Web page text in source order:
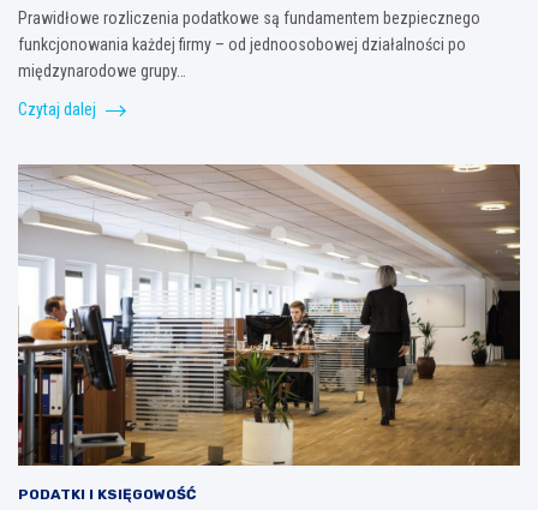
Prawidłowe rozliczenia podatkowe są fundamentem bezpiecznego
funkcjonowania każdej firmy – od jednoosobowej działalności po
międzynarodowe grupy…
Czytaj dalej
PODATKI I KSIĘGOWOŚĆ